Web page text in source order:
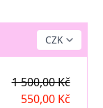
1 500,00 Kč
550,00 Kč